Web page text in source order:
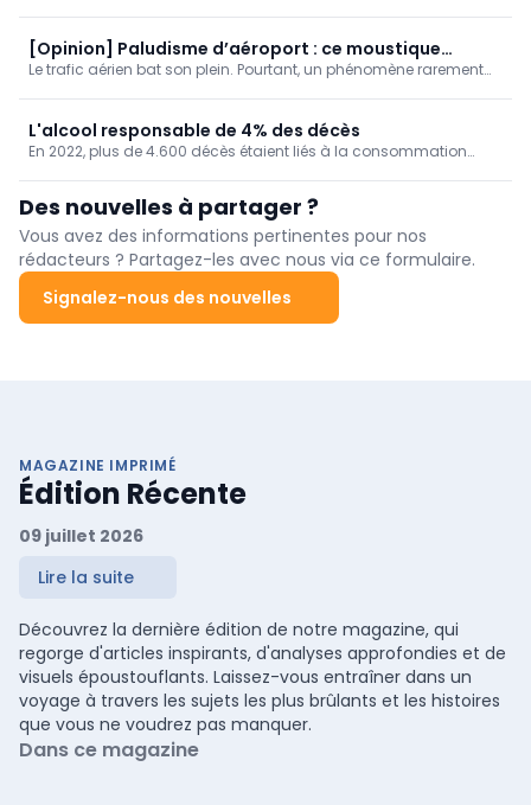
la santé. C'est le 4e cas recensé cette année en Flandre, contre
aucun à ce jour en Wallonie.
[Opinion] Paludisme d’aéroport : ce moustique
voyage à tire-d’ailes !
Le trafic aérien bat son plein. Pourtant, un phénomène rarement
L'alcool responsable de 4% des décès
En 2022, plus de 4.600 décès étaient liés à la consommation
Bruxelles-Capitale.
Des nouvelles à partager ?
Vous avez des informations pertinentes pour nos
rédacteurs ? Partagez-les avec nous via ce formulaire.
Signalez-nous des nouvelles
MAGAZINE IMPRIMÉ
Édition Récente
09 juillet 2026
Lire la suite
Découvrez la dernière édition de notre magazine, qui
regorge d'articles inspirants, d'analyses approfondies et de
visuels époustouflants. Laissez-vous entraîner dans un
voyage à travers les sujets les plus brûlants et les histoires
que vous ne voudrez pas manquer.
Dans ce magazine